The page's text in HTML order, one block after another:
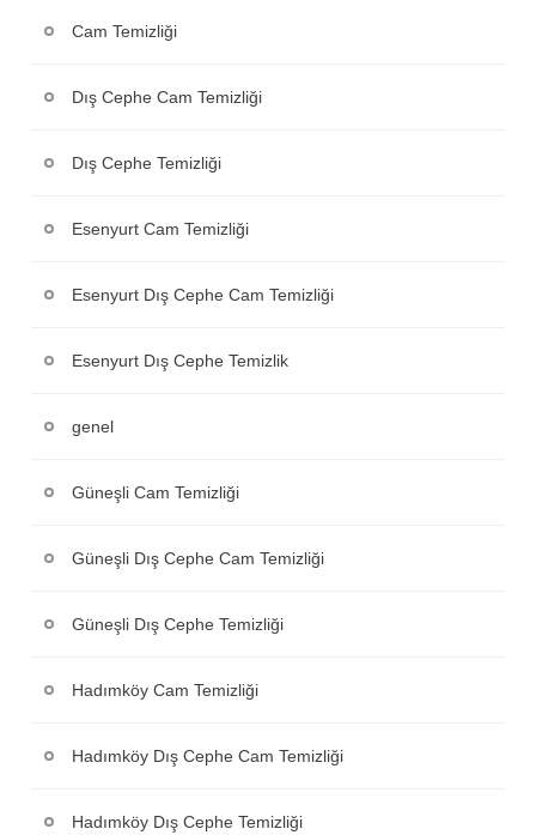
Cam Temizliği
Dış Cephe Cam Temizliği
Dış Cephe Temizliği
Esenyurt Cam Temizliği
Esenyurt Dış Cephe Cam Temizliği
Esenyurt Dış Cephe Temizlik
genel
Güneşli Cam Temizliği
Güneşli Dış Cephe Cam Temizliği
Güneşli Dış Cephe Temizliği
Hadımköy Cam Temizliği
Hadımköy Dış Cephe Cam Temizliği
Hadımköy Dış Cephe Temizliği